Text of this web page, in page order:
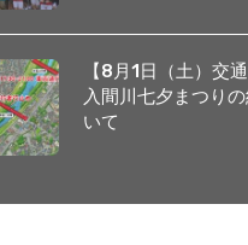
【8月1日（土）交
入間川七夕まつり
いて